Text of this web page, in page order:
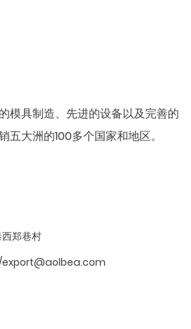
模具制造、先进的设备以及完善的
五大洲的100多个国家和地区。
郑巷村
export@aolbea.com